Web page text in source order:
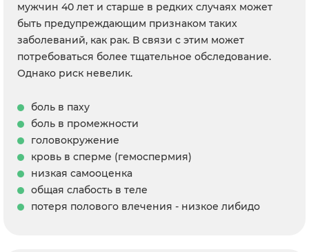
мужчин 40 лет и старше в редких случаях может
быть предупреждающим признаком таких
заболеваний, как рак. В связи с этим может
потребоваться более тщательное обследование.
Однако риск невелик.
боль в паху
боль в промежности
головокружение
кровь в сперме (гемоспермия)
низкая самооценка
общая слабость в теле
потеря полового влечения - низкое либидо